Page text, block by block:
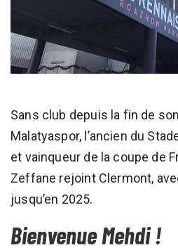
Sans club depuis la fin de
Malatyaspor, l’ancien du
et vainqueur de la coupe de
Zeffane rejoint Clermont,
jusqu’en 2025.
Bienvenue Mehdi !